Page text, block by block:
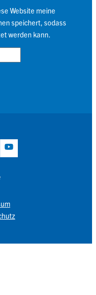
Website meine
speichert, sodass
werden kann.